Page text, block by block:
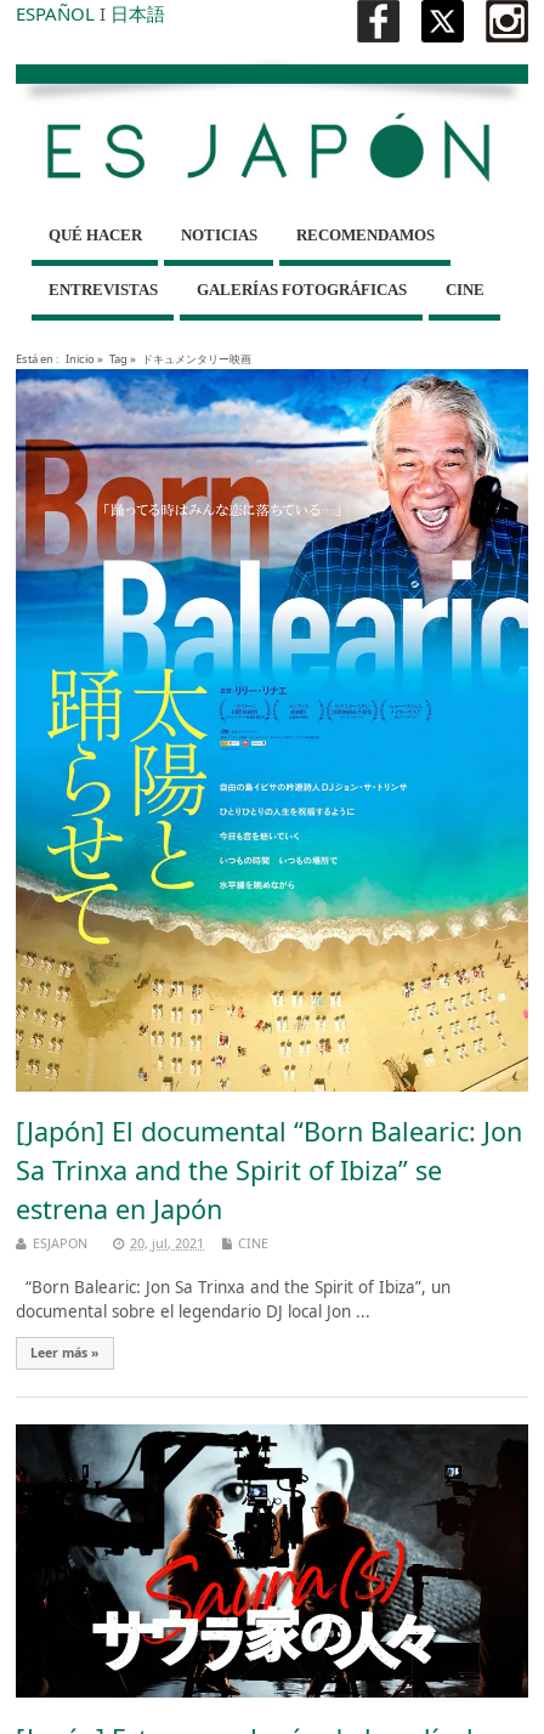
ESPAÑOL I 日本語
QUÉ HACER NOTICIAS RECOMENDAMOS
ENTREVISTAS GALERÍAS FOTOGRÁFICAS CINE
Está en : Inicio» Tag » ドキュメンタリー映画
[Japón] El documental “Born Balearic: Jon
Sa Trinxa and the Spirit of Ibiza” se
estrena en Japón
ESJAPON 20, jul, 2021 CINE
“Born Balearic: Jon Sa Trinxa and the Spirit of Ibiza”, un
documental sobre el legendario DJ local Jon ...
Leer más »